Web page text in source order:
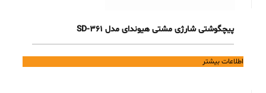
پیچگوشتی شارژی مشتی هیوندای مدل 361-SD
اطلاعات بیشتر